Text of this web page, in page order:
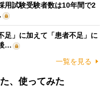
用試験受験者数は10年間で2
足」に加えて「患者不足」に
…
一覧を見る
、使ってみた